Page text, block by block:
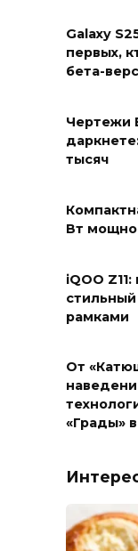
Galaxy
первых,
бета-
Чертежи
тысяч
Вт
iQOO
стильный
рамками
От
«Грады»